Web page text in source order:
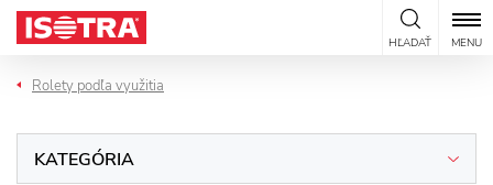
Preskočiť na obsah
HĽADAŤ MENU
Rolety podľa využitia
KATEGÓRIA